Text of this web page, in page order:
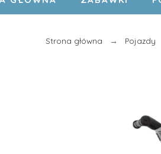
Strona główna Pojazdy